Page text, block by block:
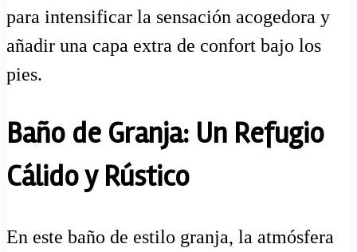
para intensificar la sensación acogedora y
añadir una capa extra de confort bajo los
pies.
Baño de Granja: Un Refugio
Cálido y Rústico
En este baño de estilo granja, la atmósfera